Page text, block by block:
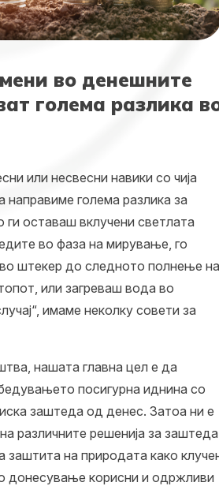
во денешните
голема разлика
или несвесни навики со чија
голема разлика за
оставаш вклучени светлата
во фаза на мирување, го
штекер до следното полнење на
или загреваш вода во
имаме неколку совети за
нашата главна цел е да
посигурна иднина со
заштеда од денес. Затоа ни е
различните решенија за заштеда
заштита на природата како
донесување корисни и одржливи